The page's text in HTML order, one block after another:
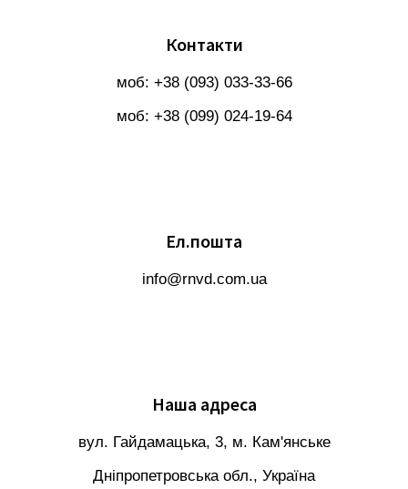
Контакти
моб: +38 (093) 033-33-66
моб: +38 (099) 024-19-64
Ел.пошта
info@rnvd.com.ua
Наша адреса
вул. Гайдамацька, 3, м. Кам'янське
Дніпропетровська обл., Україна